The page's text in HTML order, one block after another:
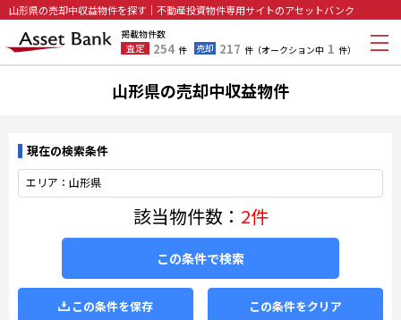
山形県の売却中収益物件を探す｜不動産投資物件専用サイトのアセットバンク
掲載物件数
査定
254 件 売却 217 件（オークション中 1 件）
山形県の売却中収益物件
現在の検索条件
エリア：山形県
該当物件数： 2件
この条件で検索
この条件を保存 この条件をクリア